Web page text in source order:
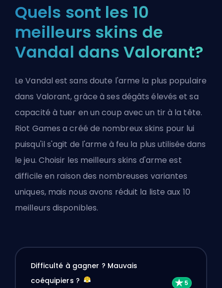
Quels sont les 10
meilleurs skins de
Vandal dans Valorant?
Le Vandal est sans doute l'arme la plus populaire
dans Valorant, grâce à ses dégâts élevés et sa
capacité à tuer en un coup avec un tir à la tête.
Riot Games a créé de nombreux skins pour lui
puisqu'il s'agit de l'arme à feu la plus utilisée dans
le jeu. Choisir les meilleurs skins d'arme est
difficile en raison des nombreuses variantes
uniques, mais nous avons réduit la liste aux 10
meilleurs disponibles.
Difficulté à gagner ? Mauvais
coéquipiers ?